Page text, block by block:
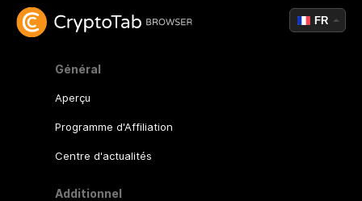
Général
Aperçu
Programme d'Affiliation
Centre d'actualités
Additionnel
FR